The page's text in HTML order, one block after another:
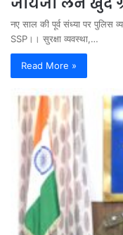
नए साल की पूर्व संध्या पर पुलिस
SSP।। सुरक्षा व्यवस्था,…
Read More »